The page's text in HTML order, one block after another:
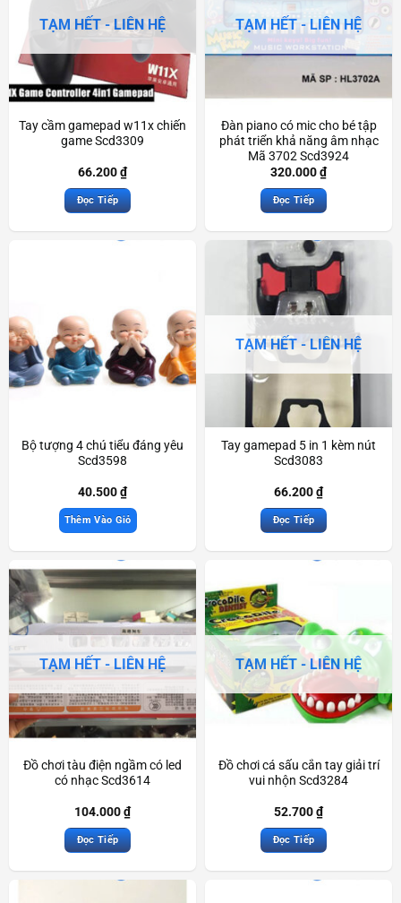
TẠM HẾT - LIÊN HỆ
Tay cầm gamepad w11x chiến
game Scd3309
66.200₫
Đọc Tiếp
TẠM HẾT - LIÊN HỆ
Đàn piano có mic cho bé tập
phát triển khả năng âm nhạc
Mã 3702 Scd3924
320.000₫
Đọc Tiếp
Bộ tượng 4 chú tiểu đáng yêu
Scd3598
40.500₫
Thêm Vào Giỏ
TẠM HẾT - LIÊN HỆ
Tay gamepad 5 in 1 kèm nút
Scd3083
66.200₫
Đọc Tiếp
TẠM HẾT - LIÊN HỆ
Đồ chơi tàu điện ngầm có led
có nhạc Scd3614
104.000₫
Đọc Tiếp
TẠM HẾT - LIÊN HỆ
Đồ chơi cá sấu cắn tay giải trí
vui nhộn Scd3284
52.700₫
Đọc Tiếp